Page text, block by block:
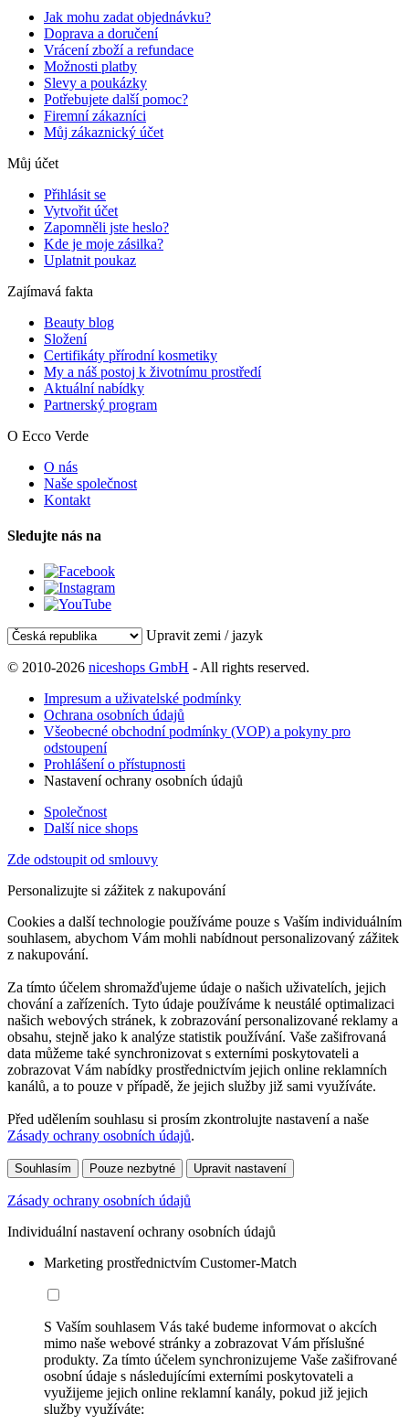
Jak mohu zadat objednávku?
Doprava a doručení
Vrácení zboží a refundace
Možnosti platby
Slevy a poukázky
Potřebujete další pomoc?
Firemní zákazníci
Můj zákaznický účet
Můj účet
Přihlásit se
Vytvořit účet
Zapomněli jste heslo?
Kde je moje zásilka?
Uplatnit poukaz
Zajímavá fakta
Beauty blog
Složení
Certifikáty přírodní kosmetiky
My a náš postoj k životnímu prostředí
Aktuální nabídky
Partnerský program
O Ecco Verde
O nás
Naše společnost
Kontakt
Sledujte nás na
Upravit zemi / jazyk
© 2010-2026 niceshops GmbH - All rights reserved.
Impresum a uživatelské podmínky
Ochrana osobních údajů
Všeobecné obchodní podmínky (VOP) a pokyny pro
odstoupení
Prohlášení o přístupnosti
Nastavení ochrany osobních údajů
Společnost
Další nice shops
Zde odstoupit od smlouvy
Personalizujte si zážitek z nakupování
Cookies a další technologie používáme pouze s Vaším individuálním
souhlasem, abychom Vám mohli nabídnout personalizovaný zážitek
z nakupování.
Za tímto účelem shromažďujeme údaje o našich uživatelích, jejich
chování a zařízeních. Tyto údaje používáme k neustálé optimalizaci
našich webových stránek, k zobrazování personalizované reklamy a
obsahu, stejně jako k analýze statistik používání. Vaše zašifrovaná
data můžeme také synchronizovat s externími poskytovateli a
zobrazovat Vám nabídky prostřednictvím jejich online reklamních
kanálů, a to pouze v případě, že jejich služby již sami využíváte.
Před udělením souhlasu si prosím zkontrolujte nastavení a naše
Zásady ochrany osobních údajů.
Souhlasím Pouze nezbytné Upravit nastavení
Zásady ochrany osobních údajů
Individuální nastavení ochrany osobních údajů
Marketing prostřednictvím Customer-Match
S Vaším souhlasem Vás také budeme informovat o akcích
mimo naše webové stránky a zobrazovat Vám příslušné
produkty. Za tímto účelem synchronizujeme Vaše zašifrované
osobní údaje s následujícími externími poskytovateli a
využijeme jejich online reklamní kanály, pokud již jejich
služby využíváte: